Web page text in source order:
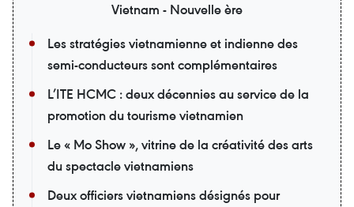
Vietnam - Nouvelle ère
Les stratégies vietnamienne et indienne des
semi-conducteurs sont complémentaires
L’ITE HCMC : deux décennies au service de la
promotion du tourisme vietnamien
Le « Mo Show », vitrine de la créativité des arts
du spectacle vietnamiens
Deux officiers vietnamiens désignés pour